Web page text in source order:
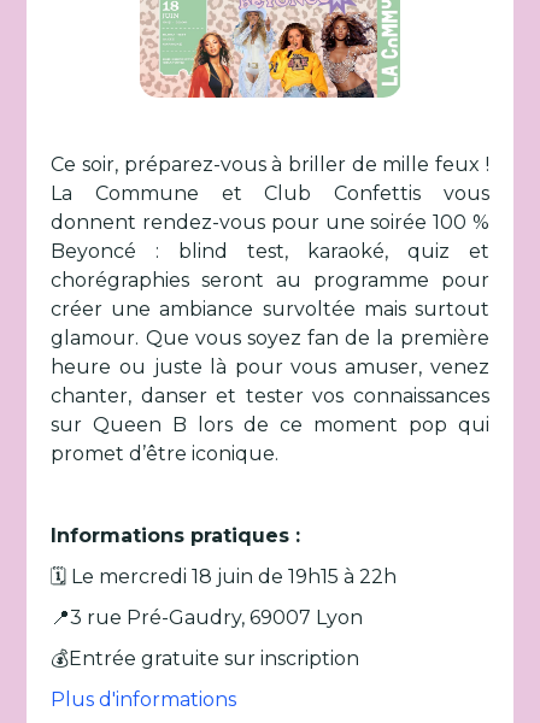
Ce soir, préparez-vous à briller de mille feux !
La Commune et Club Confettis vous
donnent rendez-vous pour une soirée 100 %
Beyoncé : blind test, karaoké, quiz et
chorégraphies seront au programme pour
créer une ambiance survoltée mais surtout
glamour. Que vous soyez fan de la première
heure ou juste là pour vous amuser, venez
chanter, danser et tester vos connaissances
sur Queen B lors de ce moment pop qui
promet d’être iconique.
Informations pratiques :
🗓️ Le mercredi 18 juin de 19h15 à 22h
📍3 rue Pré-Gaudry, 69007 Lyon
💰Entrée gratuite sur inscription
Plus d'informations